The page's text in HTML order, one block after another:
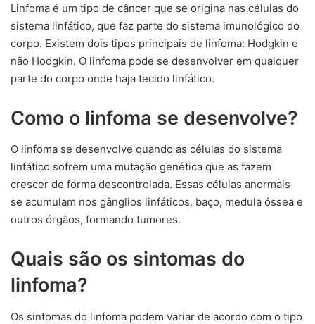
Linfoma é um tipo de câncer que se origina nas células do
sistema linfático, que faz parte do sistema imunológico do
corpo. Existem dois tipos principais de linfoma: Hodgkin e
não Hodgkin. O linfoma pode se desenvolver em qualquer
parte do corpo onde haja tecido linfático.
Como o linfoma se desenvolve?
O linfoma se desenvolve quando as células do sistema
linfático sofrem uma mutação genética que as fazem
crescer de forma descontrolada. Essas células anormais
se acumulam nos gânglios linfáticos, baço, medula óssea e
outros órgãos, formando tumores.
Quais são os sintomas do
linfoma?
Os sintomas do linfoma podem variar de acordo com o tipo